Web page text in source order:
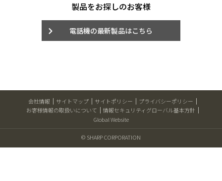
製品をお探しのお客様
電話機の最新製品はこちら
会社情報 サイトマップ サイトポリシー
プライバシーポリシー
お客様情報の取扱いについて
情報セキュリティグローバル基本方針
Global Website
© SHARP CORPORATION